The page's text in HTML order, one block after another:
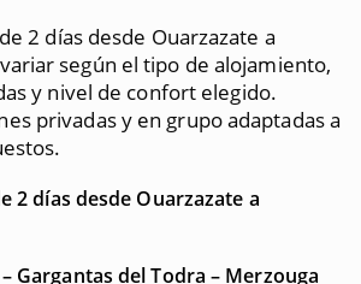
2 días desde Ouarzazate a
según el tipo de alojamiento,
y nivel de confort elegido.
privadas y en grupo adaptadas a
2 días desde Ouarzazate a
Gargantas del Todra – Merzouga